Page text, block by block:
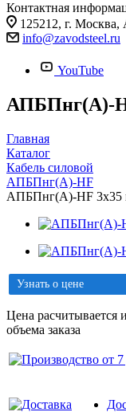
Контактная
125212, г.
info@zavodsteel.ru
YouTube
АПБПнг(A)-
Главная
Каталог
Кабель силовой
АПБПнг(A)-HF
АПБПнг(A)-HF 3х35
Узнать о цене
Цена расчитывается
объема заказа